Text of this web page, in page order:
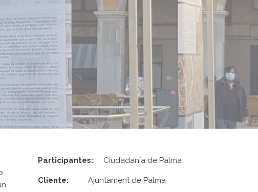
Participantes: Ciudadanía de Palma
Cliente: Ajuntament de Palma